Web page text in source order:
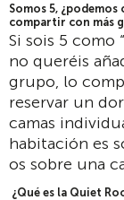
Somos 5,
compartir con más
Si sois 5 como
no queréis
grupo, lo
reservar un
camas
habitación es
os sobre una
¿Qué es la Quiet